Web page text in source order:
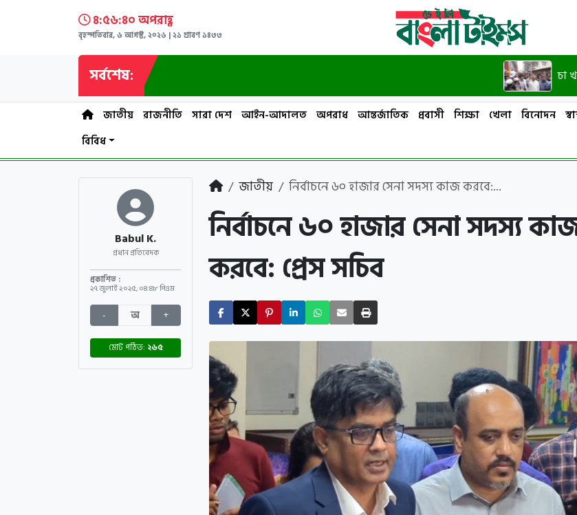
৪:৫৬:৪১ অপরাহ্ণ
বৃহস্পতিবার, ৬ আগস্ট, ২০২৬ | ২১ শ্রাবণ ১৪৩৩
সর্বশেষ: চা খাওয়ার
জাতীয় রাজনীতি সারা দেশ আইন-আদালত অপরাধ আন্তর্জাতিক প্রবাসী শিক্ষা খেলা বিনোদন
বিবিধ
Babul K.
প্রধান প্রতিবেদক
প্রকাশিত :
২৭ জুলাই ২০২৫,০৪:৪৮ পিএম
- অ +
মোট পঠিত: ২৬৫
জাতীয় নির্বাচনে ৬০ হাজার সেনা সদস্য কাজ করবে:...
নির্বাচনে ৬০ হাজার সেনা সদস্য
করবে: প্রেস সচিব